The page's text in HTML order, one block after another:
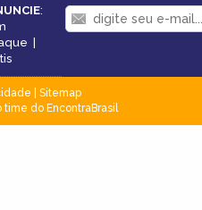
:
Sitemap
do EncontraBrasil